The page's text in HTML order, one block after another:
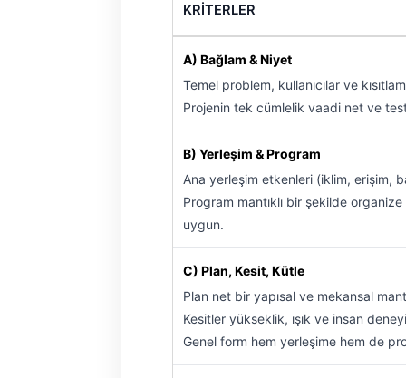
KRİTERLER
A) Bağlam & Niyet
Temel problem, kullanıcılar ve
Projenin tek cümlelik vaadi net ve
B) Yerleşim & Program
Ana yerleşim etkenleri (iklim, erişim,
Program mantıklı bir şekilde
uygun.
C) Plan, Kesit, Kütle
Plan net bir yapısal ve mekansal
Kesitler yükseklik, ışık ve insan
Genel form hem yerleşime hem de